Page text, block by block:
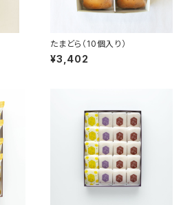
たまどら（10個入り）
¥3,402